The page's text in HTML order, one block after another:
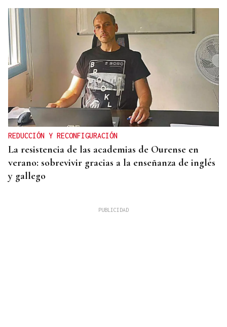
REDUCCIÓN Y RECONFIGURACIÓN
La resistencia de las academias de Ourense en
verano: sobrevivir gracias a la enseñanza de inglés
y gallego